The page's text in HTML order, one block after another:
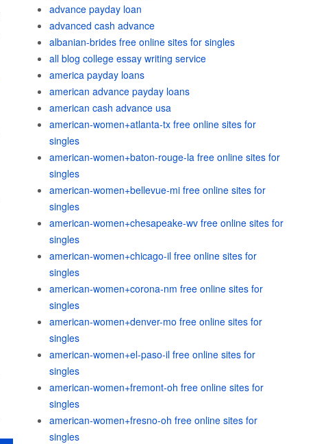
advance payday loan
advanced cash advance
albanian-brides free online sites for singles
all blog college essay writing service
america payday loans
american advance payday loans
american cash advance usa
american-women+atlanta-tx free online sites for
singles
american-women+baton-rouge-la free online sites for
singles
american-women+bellevue-mi free online sites for
singles
american-women+chesapeake-wv free online sites for
singles
american-women+chicago-il free online sites for
singles
american-women+corona-nm free online sites for
singles
american-women+denver-mo free online sites for
singles
american-women+el-paso-il free online sites for
singles
american-women+fremont-oh free online sites for
singles
american-women+fresno-oh free online sites for
singles